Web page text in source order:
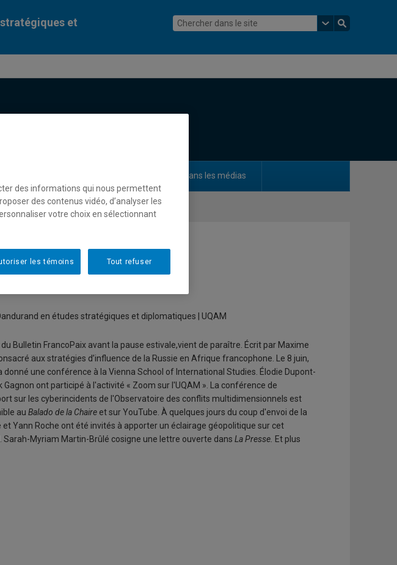
et
Dans les médias
459 | 10 juin 2026
en études stratégiques et diplomatiques | UQAM
du Bulletin FrancoPaix avant la pause estivale,vient de paraître. Écrit par Maxime
aux stratégies d’influence de la Russie en Afrique francophone. Le 8 juin,
donné une conférence à la Vienna School of International Studies. Élodie Dupont-
Gagnon ont participé à l'activité « Zoom sur l'UQAM ». La conférence de
sur les cyberincidents de l'Observatoire des conflits multidimensionnels est
au Balado de la Chaire et sur YouTube. À quelques jours du coup d'envoi de la
et Yann Roche ont été invités à apporter un éclairage géopolitique sur cet
Myriam Martin-Brûlé cosigne une lettre ouverte dans La Presse. Et plus
des informations qui nous permettent
des contenus vidéo, d’analyser les
votre choix en sélectionnant
Tout refuser
les témoins